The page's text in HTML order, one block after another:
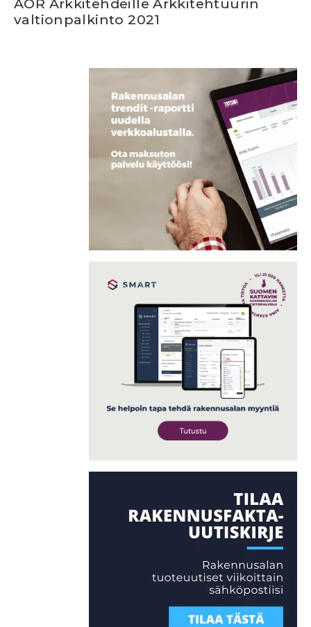
AOR Arkkitehdeille Arkkitehtuurin
valtionpalkinto 2021